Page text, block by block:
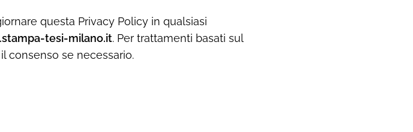
questa Privacy Policy in qualsiasi
tesi-milano.it. Per trattamenti basati sul
consenso se necessario.